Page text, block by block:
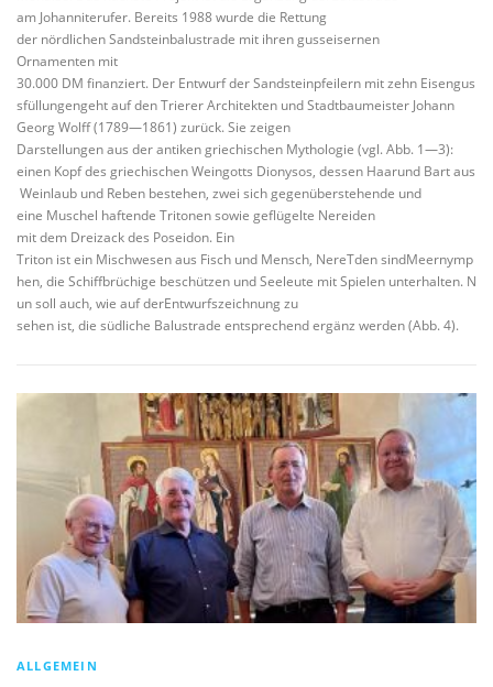
am Johanniterufer. Bereits 1988 wurde die Rettung
der nördlichen Sandsteinbalustrade mit ihren gusseisernen
Ornamenten mit
30.000 DM finanziert. Der Entwurf der Sandsteinpfeilern mit zehn Eisengus
sfüllungengeht auf den Trierer Architekten und Stadtbaumeister Johann
Georg Wolff (1789—1861) zurück. Sie zeigen
Darstellungen aus der antiken griechischen Mythologie (vgl. Abb. 1—3):
einen Kopf des griechischen Weingotts Dionysos, dessen Haarund Bart aus
Weinlaub und Reben bestehen, zwei sich gegenüberstehende und
eine Muschel haftende Tritonen sowie geflügelte Nereiden
mit dem Dreizack des Poseidon. Ein
Triton ist ein Mischwesen aus Fisch und Mensch, NereTden sindMeernymp
hen, die Schiffbrüchige beschützen und Seeleute mit Spielen unterhalten. N
un soll auch, wie auf derEntwurfszeichnung zu
sehen ist, die südliche Balustrade entsprechend ergänz werden (Abb. 4).
ALLGEMEIN